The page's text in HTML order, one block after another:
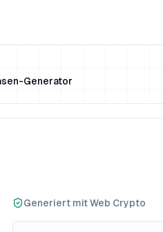
Generator
Generiert mit Web Crypto